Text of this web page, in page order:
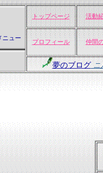
ニュー
トップページ 活動
プロフィール 仲間
夢のブログ二